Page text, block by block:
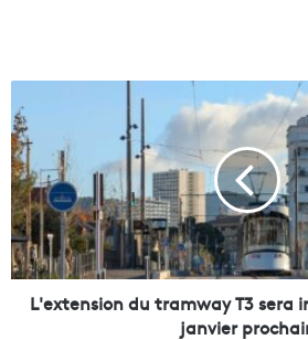
'
e
x
t
e
n
s
i
L'extension du tramway T3 sera
janvier